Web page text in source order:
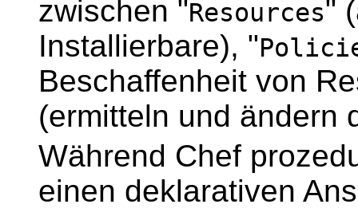
zwischen "Resources"
Installierbare), "
Beschaffenheit von
(ermitteln und ändern
Während Chef
einen deklarativen